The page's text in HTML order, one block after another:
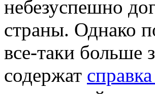
небезуспешно
страны. Однако
все-таки больше
содержат